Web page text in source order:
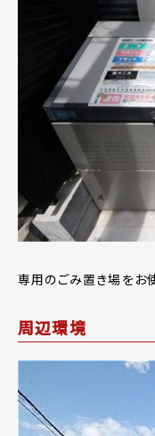
専用のごみ置き場をお
周辺環境